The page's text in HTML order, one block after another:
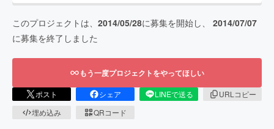
このプロジェクトは、 2014/05/28に募集を開始し、 2014/07/07
に募集を終了しました
もう一度プロジェクトをやってほしい
ポスト シェア LINEで送る
URLコピー
埋め込み
QRコード